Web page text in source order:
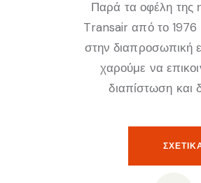
Παρά τα οφέλη της
Transair από το 1976
στην διαπροσωπική
χαρούμε να
διαπίστωση και